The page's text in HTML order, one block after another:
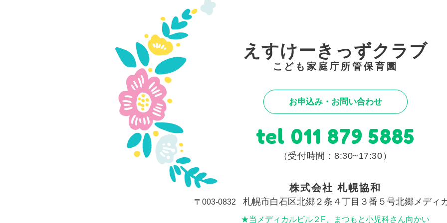
えすけーきっずクラブ
こども家庭庁所管保育園
お申込み・お問い合わせ
tel 011 879 5885
（受付時間：8:30~17:30）
株式会社 札幌協和
〒003-0832 札幌市白石区北郷２条４丁目３番５号北郷メディ
★当メディカルビル２F、まつもと小児科さん向かい